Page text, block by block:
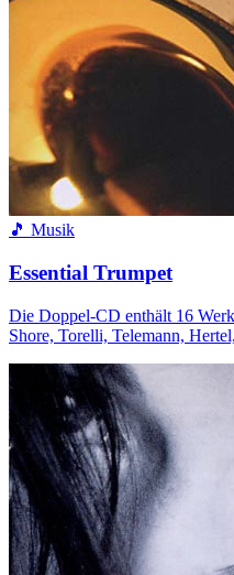
🎵 Musik
Essential Trumpet
Die Doppel-CD enthält 16
Shore, Torelli, Telemann,